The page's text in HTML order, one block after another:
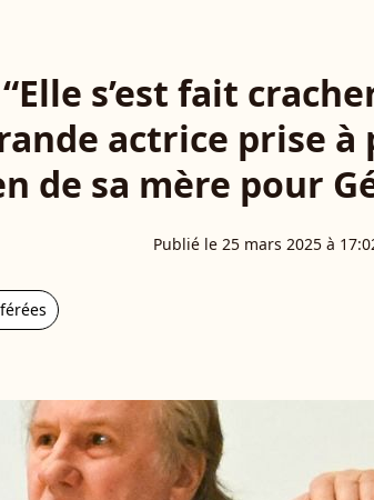
s’est fait
actrice prise
de sa mère pour
Publié le 25 mars 2025 à